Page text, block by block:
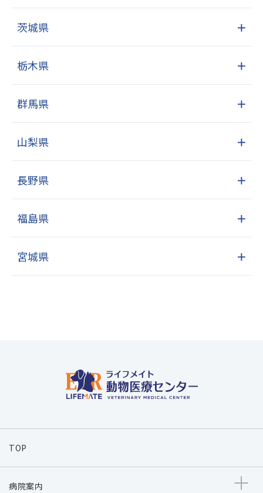
茨城県 ＋
栃木県 ＋
群馬県 ＋
山梨県 ＋
長野県 ＋
福島県 ＋
宮城県 ＋
TOP
病院案内